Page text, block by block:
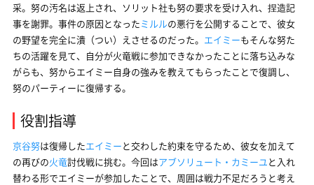
采。努の汚名は返上され、ソリット社も努の要求を受け入れ、捏造記
事を謝罪。事件の原因となったミルルの悪行を公開することで、彼女
の野望を完全に潰（つい）えさせるのだった。 エイミーもそんな努た
ちの活躍を見て、自分が火竜戦に参加できなかったことに落ち込みな
がらも、努からエイミー自身の強みを教えてもらったことで復調し、
努のパーティーに復帰する。
役割指導
京谷努は復帰したエイミーと交わした約束を守るため、彼女を加えて
の再びの火竜討伐戦に挑む。今回はアブソリュート・カミーユと入れ
替わる形でエイミーが参加したことで、周囲は戦力不足だろうと考え